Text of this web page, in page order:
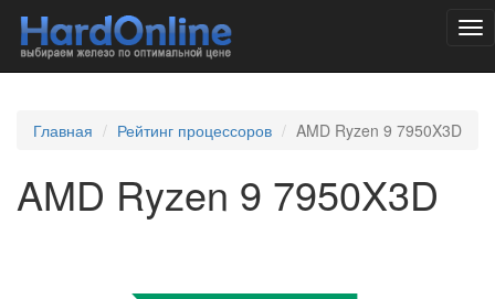
Главная Рейтинг процессоров AMD Ryzen 9 7950X3D
AMD Ryzen 9 7950X3D